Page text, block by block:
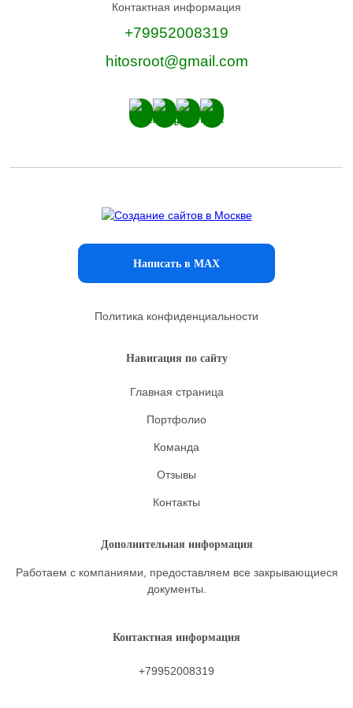
Контактная информация
+79952008319
hitosroot@gmail.com
Написать в MAX
Политика конфиденциальности
Навигация по сайту
Главная страница
Портфолио
Команда
Отзывы
Контакты
Дополнительная информация
Работаем с компаниями, предоставляем все закрывающиеся
документы.
Контактная информация
+79952008319